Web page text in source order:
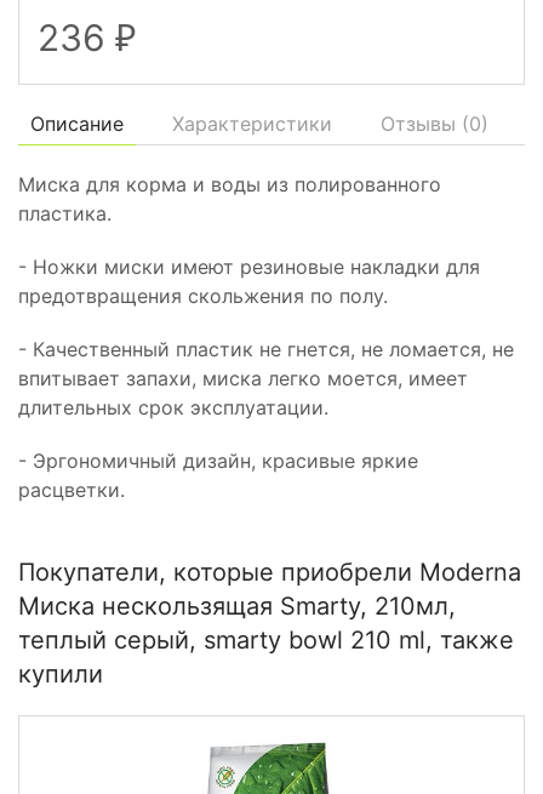
236 ₽
Описание Характеристики Отзывы (0)
Миска для корма и воды из полированного
пластика.
- Ножки миски имеют резиновые накладки для
предотвращения скольжения по полу.
- Качественный пластик не гнется, не ломается, не
впитывает запахи, миска легко моется, имеет
длительных срок эксплуатации.
- Эргономичный дизайн, красивые яркие
расцветки.
Покупатели, которые приобрели Moderna
Миска нескользящая Smarty, 210мл,
теплый серый, smarty bowl 210 ml, также
купили